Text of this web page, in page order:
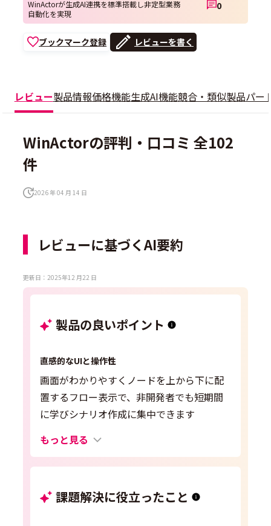
WinActorが生成AI連携を標準搭載し非定型業務
自動化を実現
0
ブックマーク登録 レビューを書く
レビュー製品情報価格機能生成AI機能競合・類似製品パー
WinActorの評判・口コミ 全102
件
2026 年 04 月 14 日
レビューに基づくAI要約
更新日：2025年12 月22 日
製品の良いポイント
直感的なUIと操作性
画面がわかりやすくノードを上から下に配
置するフロー表示で、非開発者でも短期間
に学びシナリオ作成に集中できます
もっと見る
課題解決に役立ったこと